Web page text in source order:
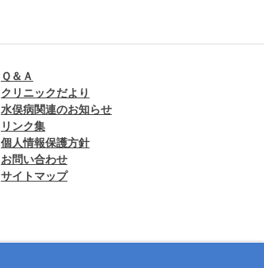
Ｑ＆Ａ
クリニックだより
水俣病関連のお知らせ
リンク集
個人情報保護方針
お問い合わせ
サイトマップ